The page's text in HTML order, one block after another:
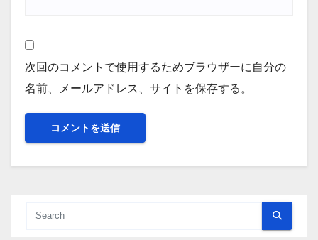
次回のコメントで使用するためブラウザーに自分の
名前、メールアドレス、サイトを保存する。